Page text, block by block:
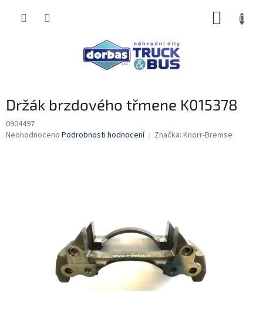
Držák brzdového třmene K015378
0904497
Průměrné
Neohodnoceno Podrobnosti hodnocení Značka: Knorr-Bremse